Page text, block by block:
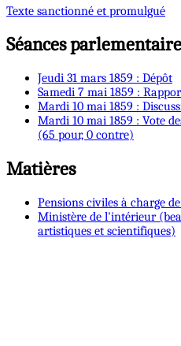
Texte sanctionné et promulgué
Séances
Jeudi 31 mars 1859 : Dépôt
Samedi 7 mai 1859 :
Mardi 10 mai 1859 :
Mardi 10 mai 1859 : Vote
(65 pour, 0 contre)
Matières
Pensions civiles à charge
Ministère de l'intérieur
artistiques et scientifiques)